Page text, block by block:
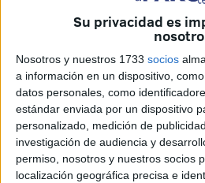
Su privacidad es
Nosotros y nuestros 1733 socios
a información en un dispositivo,
datos personales, como
estándar enviada por un dispositivo
personalizado, medición de
investigación de audiencia y
permiso, nosotros y nuestros socios
localización geográfica precisa e
Como verdaderos héroes. El
que hay hacia Ceuta y a su
como en este parte delEstrecho .
acudieron hasta laEstación
primer equipo y demostrar una
nunca está solo.